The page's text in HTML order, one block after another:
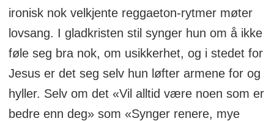
ironisk nok velkjente reggaeton-rytmer møter
lovsang. I gladkristen stil synger hun om å ikke
føle seg bra nok, om usikkerhet, og i stedet for
Jesus er det seg selv hun løfter armene for og
hyller. Selv om det «Vil alltid være noen som er
bedre enn deg» som «Synger renere, mye